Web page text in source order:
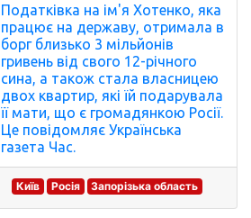
Податківка на ім'я Хотенко, яка
працює на державу, отримала в
борг близько 3 мільйонів
гривень від свого 12-річного
сина, а також стала власницею
двох квартир, які їй подарувала
її мати, що є громадянкою Росії.
Це повідомляє Українська
газета Час.
Київ Росія Запорізька область